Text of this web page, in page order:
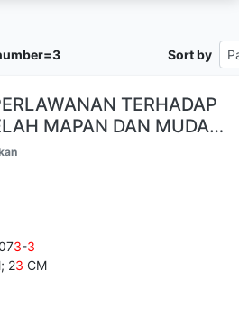
Sort by
TERHADAP
MAPAN DAN MUDA…
3-3
23 CM